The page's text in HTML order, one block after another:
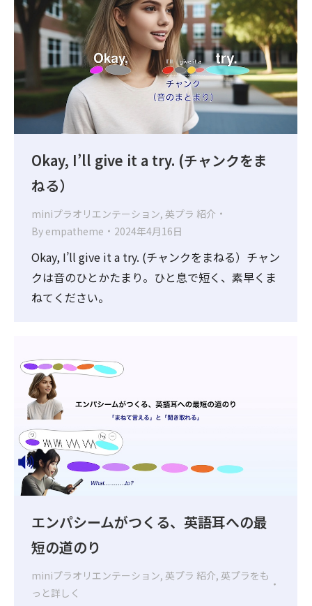
Okay, I’ll give it a try. (チャンクをま
ねる）
miniプラオリエンテーション, 英プラ 紹介
By empatheme 2024年4月16日
Okay, I’ll give it a try. (チャンクをまねる）チャン
クは音のひとかたまり。ひと息で短く、素早くま
ねてください。
エンパシームがつくる、英語耳への最
短の道のり
miniプラオリエンテーション, 英プラ 紹介, 英プラをも
っと詳しく